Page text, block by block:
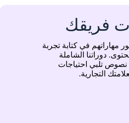
فريقك
مهاراتهم في كتابة تجربة
دوراتنا الشاملة
تلبي احتياجات
التجارية.